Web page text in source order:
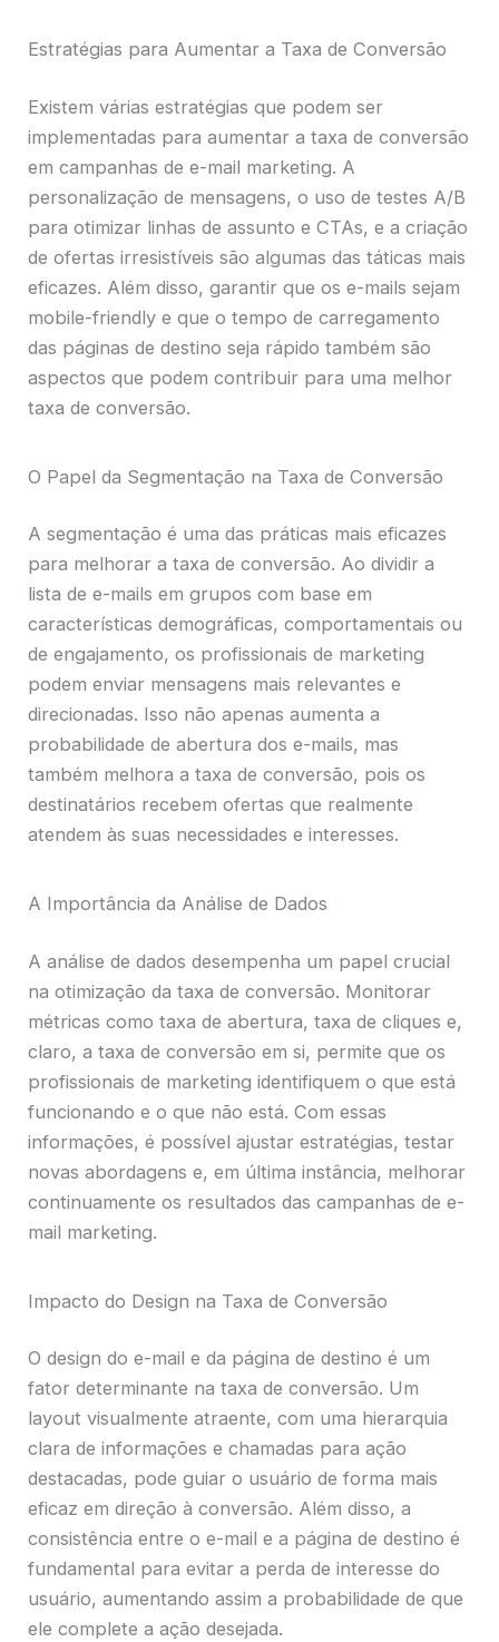
Estratégias para Aumentar a Taxa de Conversão
Existem várias estratégias que podem ser
implementadas para aumentar a taxa de conversão
em campanhas de e-mail marketing. A
personalização de mensagens, o uso de testes A/B
para otimizar linhas de assunto e CTAs, e a criação
de ofertas irresistíveis são algumas das táticas mais
eficazes. Além disso, garantir que os e-mails sejam
mobile-friendly e que o tempo de carregamento
das páginas de destino seja rápido também são
aspectos que podem contribuir para uma melhor
taxa de conversão.
O Papel da Segmentação na Taxa de Conversão
A segmentação é uma das práticas mais eficazes
para melhorar a taxa de conversão. Ao dividir a
lista de e-mails em grupos com base em
características demográficas, comportamentais ou
de engajamento, os profissionais de marketing
podem enviar mensagens mais relevantes e
direcionadas. Isso não apenas aumenta a
probabilidade de abertura dos e-mails, mas
também melhora a taxa de conversão, pois os
destinatários recebem ofertas que realmente
atendem às suas necessidades e interesses.
A Importância da Análise de Dados
A análise de dados desempenha um papel crucial
na otimização da taxa de conversão. Monitorar
métricas como taxa de abertura, taxa de cliques e,
claro, a taxa de conversão em si, permite que os
profissionais de marketing identifiquem o que está
funcionando e o que não está. Com essas
informações, é possível ajustar estratégias, testar
novas abordagens e, em última instância, melhorar
continuamente os resultados das campanhas de e-
mail marketing.
Impacto do Design na Taxa de Conversão
O design do e-mail e da página de destino é um
fator determinante na taxa de conversão. Um
layout visualmente atraente, com uma hierarquia
clara de informações e chamadas para ação
destacadas, pode guiar o usuário de forma mais
eficaz em direção à conversão. Além disso, a
consistência entre o e-mail e a página de destino é
fundamental para evitar a perda de interesse do
usuário, aumentando assim a probabilidade de que
ele complete a ação desejada.